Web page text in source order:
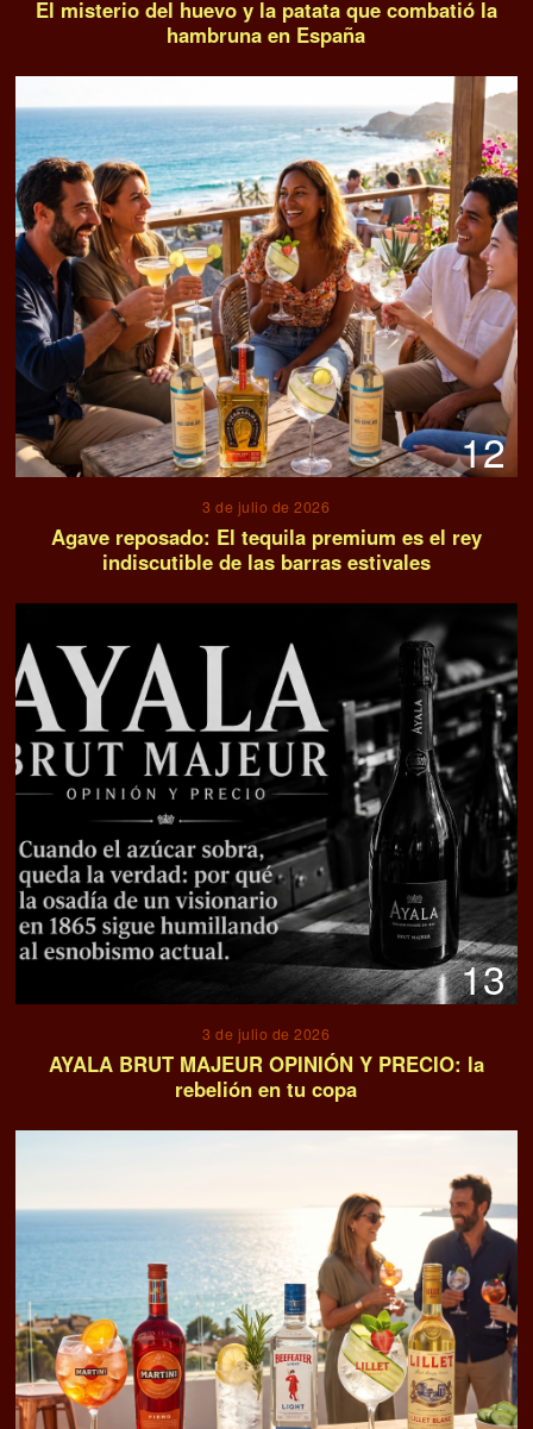
El misterio del huevo y la patata que combatió la
hambruna en España
12
3 de julio de 2026
Agave reposado: El tequila premium es el rey
indiscutible de las barras estivales
13
3 de julio de 2026
AYALA BRUT MAJEUR OPINIÓN Y PRECIO: la
rebelión en tu copa